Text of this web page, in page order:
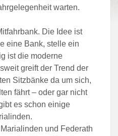
warten.
Die Idee ist
eine Bank, stelle ein
ist die moderne
greift der Trend der
Sitzbänke da um sich,
fährt – oder gar nicht
es schon einige
und Federath